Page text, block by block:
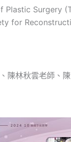
Plastic Surgery
for
陳林秋雲老師、